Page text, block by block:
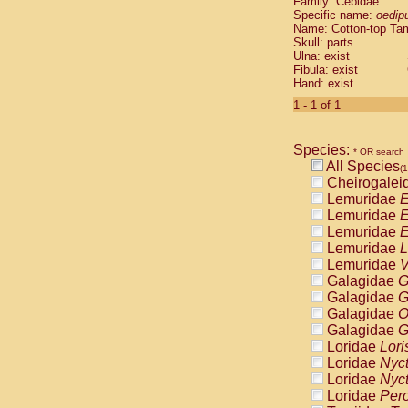
Cebidae
Cebidae
Cebidae
Cebidae
Cebidae
Cebidae
Cebidae
Cebidae
Cebidae
Cebidae
Cebidae
Cebidae
Atelidae
Atelidae
Atelidae
Atelidae
Atelidae
Atelidae
Atelidae
Atelidae
Atelidae
Atelidae
Pitheciidae
Specific name:
Name: Cotton-top
Skull: parts
Ulna: exist
Fibula: exist
Hand: exist
1 - 1 of 1
Species: * OR search
All Species
Lemuridae
Lemuridae
Lemuridae
Lemuridae
Lemuridae
Galagidae
Galagidae
Galagidae
Galagidae
Loridae
Loridae
Loridae
Loridae